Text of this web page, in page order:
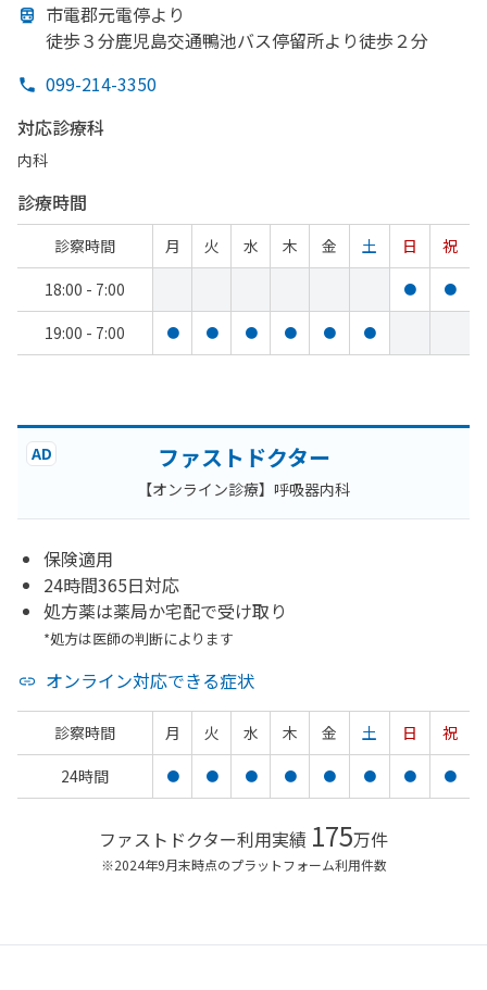
市電郡元電停より
徒歩３分鹿児島交通鴨池バス停留所より徒歩２分
099-214-3350
対応診療科
内科
診療時間
診察時間 月 火 水 木 金 土 日
祝
18:00 - 7:00
● ●
19:00 - 7:00 ● ● ● ● ● ●
AD ファストドクター
【オンライン診療】呼吸器内科
保険適用
24時間365日対応
処方薬は薬局か宅配で受け取り
*処方は医師の判断によります
オンライン対応できる症状
診察時間 月 火 水 木 金 土 日
祝
24時間
● ● ● ● ● ● ● ●
ファストドクター利用実績 175万件
※2024年9月末時点のプラットフォーム利用件数